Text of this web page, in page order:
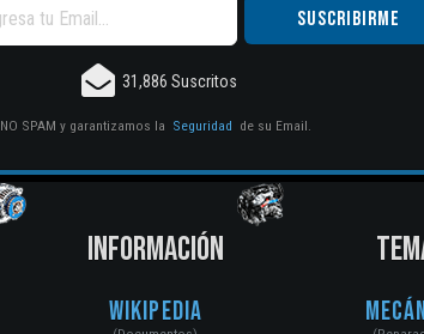
31,886 Suscritos
NO SPAM y garantizamos la Seguridad de su Email.
INFORMACIÓN
Wikipedia